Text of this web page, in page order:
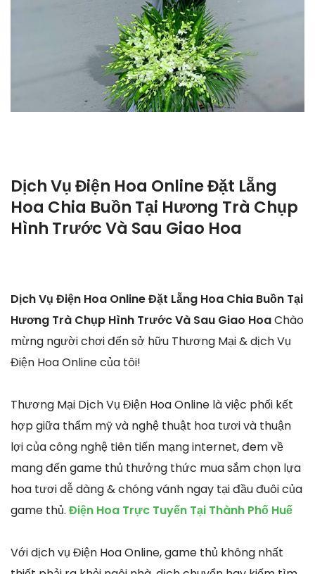
Dịch Vụ Điện Hoa Online Đặt Lẵng
Hoa Chia Buồn Tại Hương Trà Chụp
Hình Trước Và Sau Giao Hoa
Dịch Vụ Điện Hoa Online Đặt Lẵng Hoa Chia Buồn Tại
Hương Trà Chụp Hình Trước Và Sau Giao HoaChào
mừng người chơi đến sở hữu Thương Mại & dịch Vụ
Điện Hoa Online của tôi!
Thương Mại Dịch Vụ Điện Hoa Online là việc phối kết
hợp giữa thẩm mỹ và nghệ thuật hoa tươi và thuận
lợi của công nghệ tiên tiến mạng internet, đem về
mang đến game thủ thưởng thức mua sắm chọn lựa
hoa tươi dễ dàng & chóng vánh ngay tại đầu đuôi của
game thủ. Điện Hoa Trực Tuyến Tại Thành Phố Huế
Với dịch vụ Điện Hoa Online, game thủ không nhất